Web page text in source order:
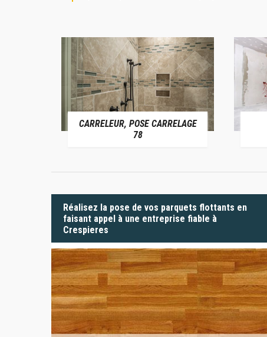
CARRELEUR, POSE CARRELAGE
78
Réalisez la pose de vos parquets flottants en
faisant appel à une entreprise fiable à
Crespieres